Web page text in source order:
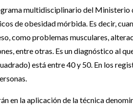
multidisciplinario del Ministerio
de obesidad mórbida. Es decir,
como problemas musculares,
entre otras. Es un diagnóstico al
está entre 40 y 50. En los
en la aplicación de la técnica